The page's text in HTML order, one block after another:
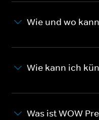
Wie und wo
Wie kann ich
Was ist WOW